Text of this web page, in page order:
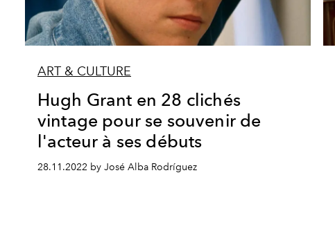
ART & CULTURE
Hugh Grant en 28 clichés
vintage pour se souvenir de
l'acteur à ses débuts
28.11.2022 by José Alba Rodríguez